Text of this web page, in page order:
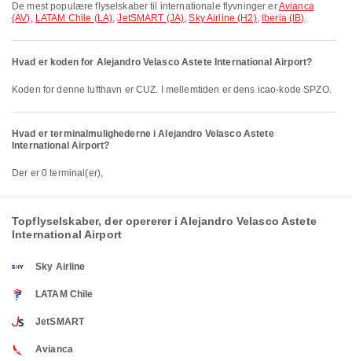
De mest populære flyselskaber til internationale flyvninger erAvianca
(AV), LATAM Chile (LA),JetSMART (JA),Sky Airline (H2), Iberia (IB).
Hvad er koden for Alejandro Velasco Astete International Airport?
Koden for denne lufthavn er CUZ. I mellemtiden er dens icao-kode SPZO.
Hvad er terminalmulighederne i Alejandro Velasco Astete
International Airport?
Der er 0 terminal(er),
Topflyselskaber, der opererer i Alejandro Velasco Astete
International Airport
Sky Airline
LATAM Chile
JetSMART
Avianca